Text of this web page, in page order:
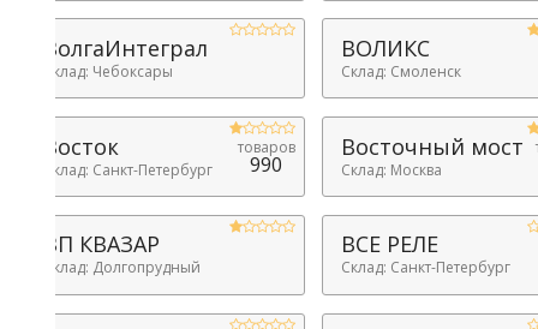
Чебоксары
ВОЛИКС
Склад: Смоленск
Санкт-Петербург
товаров
990
Восточный мост
Склад: Москва
товаров
459
КВАЗАР
Долгопрудный
ВСЕ РЕЛЕ
Склад: Санкт-Петербург